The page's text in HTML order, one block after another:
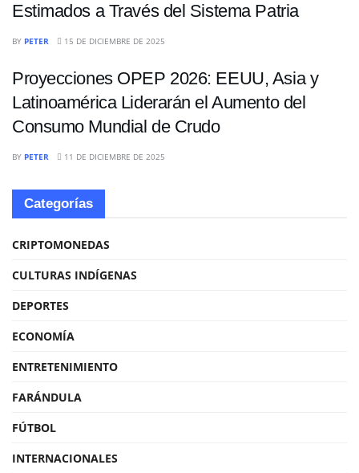
Estimados a Través del Sistema Patria
BY PETER 15 DE DICIEMBRE DE 2025
Proyecciones OPEP 2026: EEUU, Asia y
Latinoamérica Liderarán el Aumento del
Consumo Mundial de Crudo
BY PETER 11 DE DICIEMBRE DE 2025
Categorías
CRIPTOMONEDAS
CULTURAS INDÍGENAS
DEPORTES
ECONOMÍA
ENTRETENIMIENTO
FARÁNDULA
FÚTBOL
INTERNACIONALES